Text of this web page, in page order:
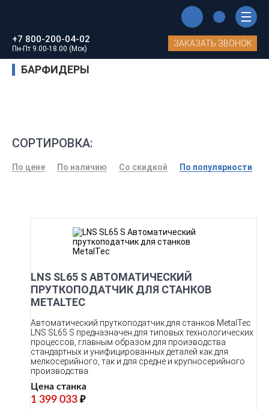
+7 800-200-04-02
Пн-Пт 9.00-18.00 (Мск)
ЗАКАЗАТЬ ЗВОНОК
Токарные станки с ЧПУ
БАРФИДЕРЫ
СОРТИРОВКА:
По цене По наличию Со скидкой По популярности
LNS SL65 S АВТОМАТИЧЕСКИЙ
ПРУТКОПОДАТЧИК ДЛЯ СТАНКОВ
METALTEC
Автоматический пруткоподатчик для станков MetalTec
LNS SL65 S предназначен для типовых технологических
процессов, главным образом для производства
стандартных и унифицированных деталей как для
мелкосерийного, так и для средне и крупносерийного
производства.
Цена станка
1 399 033 ₽